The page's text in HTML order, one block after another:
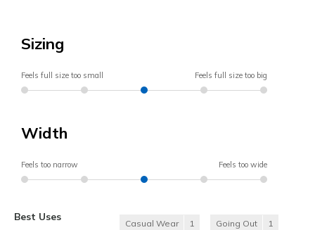
Sizing
Feels full size too small Feels full size too big
Width
Feels too narrow Feels too wide
Best Uses
Casual Wear 1 Going Out 1